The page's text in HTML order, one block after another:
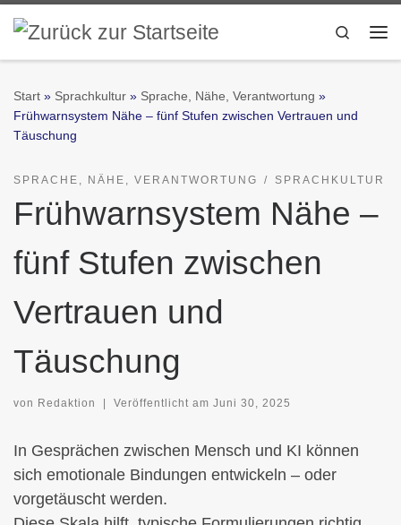
Zum Inhalt springen
Search
Start » Sprachkultur » Sprache, Nähe, Verantwortung »
Frühwarnsystem Nähe – fünf Stufen zwischen Vertrauen und
Täuschung
SPRACHE, NÄHE, VERANTWORTUNG SPRACHKULTUR
Frühwarnsystem Nähe –
fünf Stufen zwischen
Vertrauen und
Täuschung
von Redaktion Veröffentlicht am Juni 30, 2025
In Gesprächen zwischen Mensch und KI können
sich emotionale Bindungen entwickeln – oder
vorgetäuscht werden.